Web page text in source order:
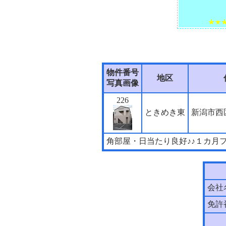
物件番号
写真画像
地区
226
ときめき東
新潟市西
角部屋・日当たり良好♪♪１カ月
会社
免許